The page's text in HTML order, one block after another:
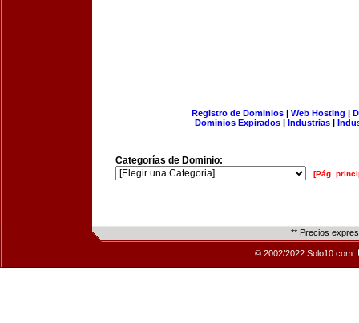
Registro de Dominios| Web Hosting |
Dominios Expirados | Industrias |
Categorías de Dominio:
[Pág.
** Precios
© 2002/2022 Solo10.com